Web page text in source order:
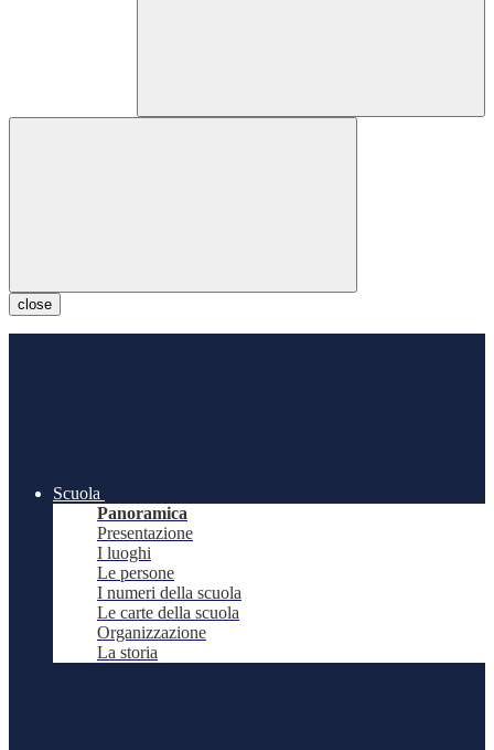
close
Scuola
Panoramica
Presentazione
I luoghi
Le persone
I numeri della scuola
Le carte della scuola
Organizzazione
La storia